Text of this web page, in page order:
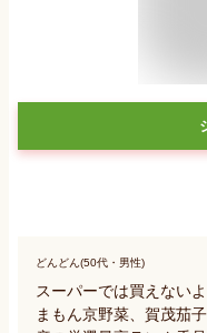
どんどん(50代・男性)
スーパーでは買えない
まもん京野菜、賀茂茄